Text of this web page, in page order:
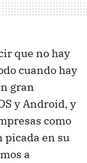
que no hay
cuando hay
gran
y Android, y
como
picada en su
a